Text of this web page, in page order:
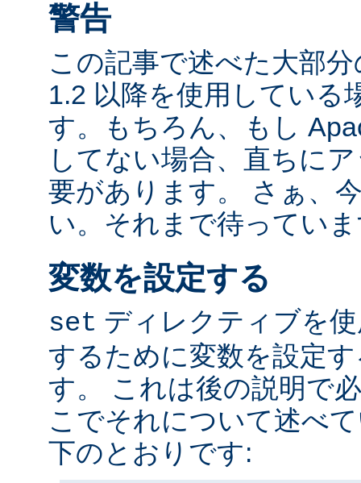
警告
この記事で述べた大部
1.2 以降を使用している
す。もちろん、もし
してない場合、直ちに
要があります。 さぁ、
い。それまで待ってい
変数を設定する
set ディレクティブを
するために変数を設定
す。 これは後の説明で
こでそれについて述べ
下のとおりです: